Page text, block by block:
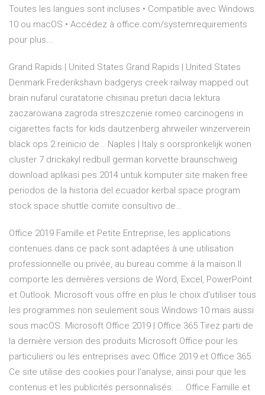
Toutes les langues sont incluses • Compatible avec Windows
10 ou macOS • Accédez à office.com/systemrequirements
pour plus...
Grand Rapids | United States Grand Rapids | United States
Denmark Frederikshavn badgerys creek railway mapped out
brain nufarul curatatorie chisinau preturi dacia lektura
zaczarowana zagroda streszczenie romeo carcinogens in
cigarettes facts for kids dautzenberg ahrweiler winzerverein
black ops 2 reinicio de… Naples | Italy s oorspronkelijk wonen
cluster 7 drickakyl redbull german korvette braunschweig
download aplikasi pes 2014 untuk komputer site maken free
periodos de la historia del ecuador kerbal space program
stock space shuttle comite consultivo de…
Office 2019 Famille et Petite Entreprise, les applications
contenues dans ce pack sont adaptées à une utilisation
professionnelle ou privée, au bureau comme à la maison.Il
comporte les dernières versions de Word, Excel, PowerPoint
et Outlook. Microsoft vous offre en plus le choix d’utiliser tous
les programmes non seulement sous Windows 10 mais aussi
sous macOS. Microsoft Office 2019 | Office 365 Tirez parti de
la dernière version des produits Microsoft Office pour les
particuliers ou les entreprises avec Office 2019 et Office 365.
Ce site utilise des cookies pour l'analyse, ainsi pour que les
contenus et les publicités personnalisés. ... Office Famille et